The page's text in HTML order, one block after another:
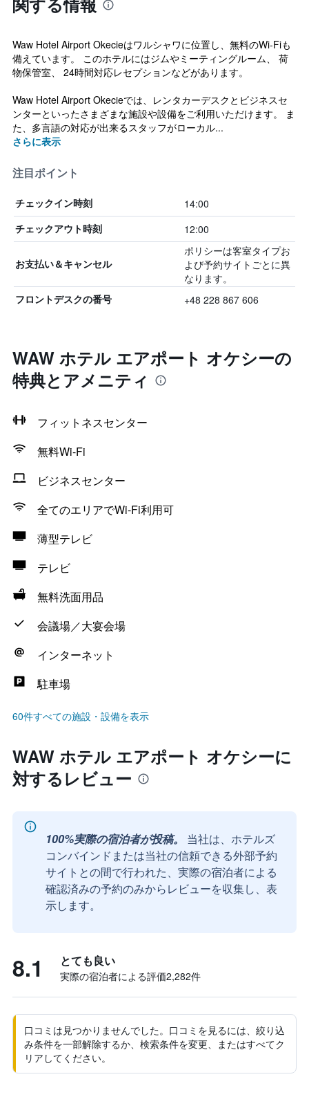
Waw Hotel Airport Okecieはワルシャワに位置し、無料のWi-Fiも
備えています。 このホテルにはジムやミーティングルーム、 荷
物保管室、 24時間対応レセプションなどがあります。
Waw Hotel Airport Okecieでは、レンタカーデスクとビジネスセ
ンターといったさまざまな施設や設備をご利用いただけます。 ま
た、多言語の対応が出来るスタッフがローカル...
さらに表示
注目ポイント
チェックイン時刻 14:00
チェックアウト時刻 12:00
お支払い＆キャンセル
ポリシーは客室タイプお
よび予約サイトごとに異
なります。
フロントデスクの番号 +48 228 867 606
WAW ホテル エアポート オケシーの
特典とアメニティ
フィットネスセンター
無料Wi-Fi
ビジネスセンター
全てのエリアでWi-Fi利用可
薄型テレビ
テレビ
無料洗面用品
会議場／大宴会場
インターネット
駐車場
60件すべての施設・設備を表示
WAW ホテル エアポート オケシーに
対するレビュー
100%実際の宿泊者が投稿。
当社は、ホテルズ
コンバインドまたは当社の信頼できる外部予約
サイトとの間で行われた、実際の宿泊者による
確認済みの予約のみからレビューを収集し、表
示します。
8.1 とても良い
実際の宿泊者による評価2,282​件
口コミは見つかりませんでした。口コミを見るには、絞り込
み条件を一部解除するか、検索条件を変更、またはすべてク
リアしてください。